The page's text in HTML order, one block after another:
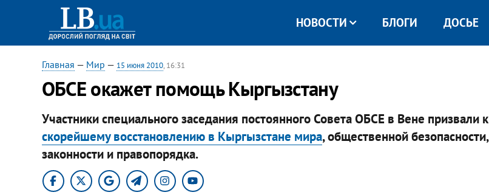
НОВОСТИ БЛОГИ ДОСЬЕ
Главная — Мир — 15 июня 2010, 16:31
ОБСЕ окажет помощь Кыргызстану
Участники специального заседания постоянного Совета ОБСЕ в Вене призвали к
скорейшему восстановлению в Кыргызстане мира, общественной безопасности,
законности и правопорядка.